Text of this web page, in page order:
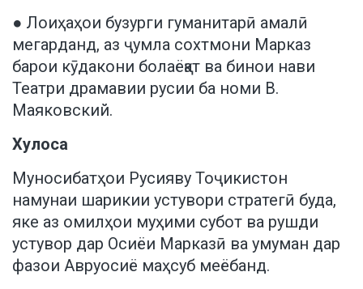
● Лоиҳаҳои бузурги гуманитарӣ амалӣ
мегарданд, аз ҷумла сохтмони Марказ
барои кӯдакони болаёқат ва бинои нави
Театри драмавии русии ба номи В.
Маяковский.
Хулоса
Муносибатҳои Русияву Тоҷикистон
намунаи шарикии устувори стратегӣ буда,
яке аз омилҳои муҳими субот ва рушди
устувор дар Осиёи Марказӣ ва умуман дар
фазои Авруосиё маҳсуб меёбанд.